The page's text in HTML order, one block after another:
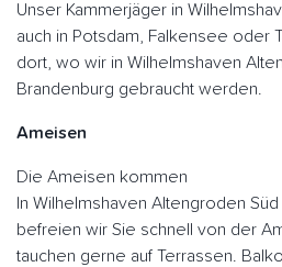
Unser Kammerjäger in
auch in Potsdam, Falkensee oder
dort, wo wir in Wilhelmshaven
Brandenburg gebraucht werden.
Ameisen
Die Ameisen kommen
In Wilhelmshaven Altengroden
befreien wir Sie schnell von der
tauchen gerne auf Terrassen.